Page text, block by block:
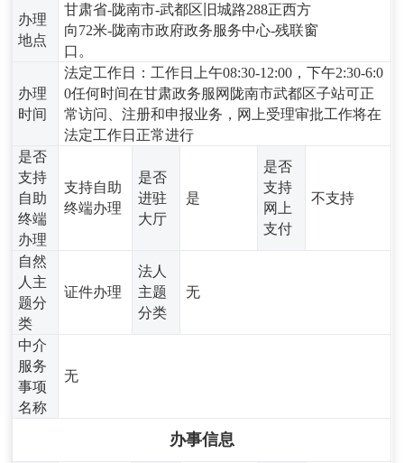
办理
地点
甘肃省-陇南市-武都区旧城路288正西方
向72米-陇南市政府政务服务中心-残联窗
口。
办理
时间
法定工作日：工作日上午08:30-12:00，下午2:30-6:0
0任何时间在甘肃政务服网陇南市武都区子站可正
常访问、注册和申报业务，网上受理审批工作将在
法定工作日正常进行
是否
支持
自助
终端
办理
支持自助
终端办理
是否
进驻
大厅
是
是否
支持
网上
支付
不支持
自然
人主
题分
类
证件办理
法人
主题
分类
无
中介
服务
事项
名称
无
办事信息